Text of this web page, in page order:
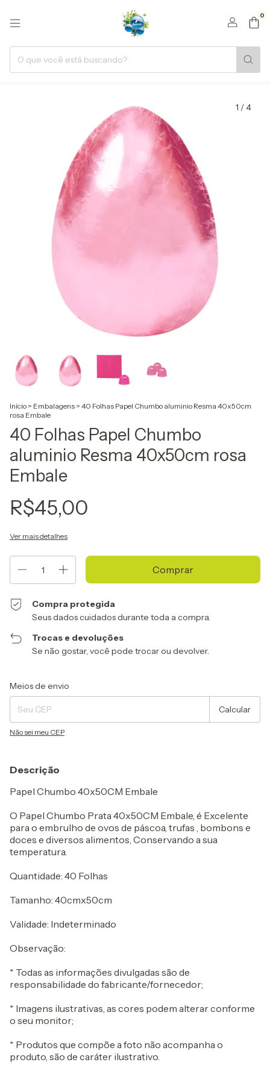
0
1 /4
Início > Embalagens > 40 Folhas Papel Chumbo aluminio Resma 40x50cm
rosa Embale
40 Folhas Papel Chumbo
aluminio Resma 40x50cm rosa
Embale
R$45,00
Ver mais detalhes
Compra protegida
Seus dados cuidados durante toda a compra.
Trocas e devoluções
Se não gostar, você pode trocar ou devolver.
Entregas para o CEP:
Meios de envio
Calcular
Não sei meu CEP
Descrição
Papel Chumbo 40x50CM Embale
O Papel Chumbo Prata 40x50CM Embale, é Excelente
para o embrulho de ovos de páscoa, trufas , bombons e
doces e diversos alimentos, Conservando a sua
temperatura.
Quantidade: 40 Folhas
Tamanho: 40cmx50cm
Validade: Indeterminado
Observação:
* Todas as informações divulgadas são de
responsabilidade do fabricante/fornecedor;
* Imagens ilustrativas, as cores podem alterar conforme
o seu monitor;
* Produtos que compõe a foto não acompanha o
produto, são de caráter ilustrativo.